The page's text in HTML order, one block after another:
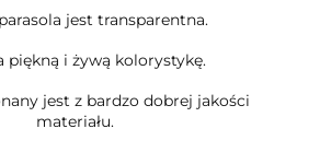
jest transparentna.
piękną i żywą kolorystykę.
jest z bardzo dobrej jakości
materiału.